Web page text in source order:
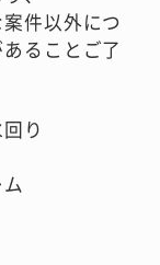
件以外につ
ることご了
り